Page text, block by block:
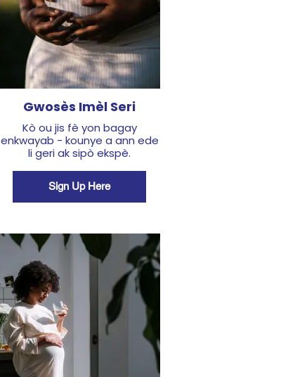
Gwosès Imèl Seri
Kò ou jis fè yon bagay
enkwayab - kounye a ann ede
li geri ak sipò ekspè.
Sign Up Here